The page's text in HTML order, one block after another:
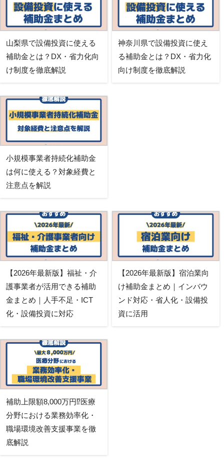
山梨県で設備投資に使える
補助金とは？DX・省力化向
け制度を徹底解説
神奈川県で設備投資に使え
る補助金とは？DX・省力化
向け制度を徹底解説
小規模事業者持続化補助金
は何に使える？対象経費と
注意点を解説
【2026年最新版】福祉・介
護事業者が活用できる補助
金まとめ｜人手不足・ICT
化・設備投資に対応
【2026年最新版】宿泊業向
け補助金まとめ｜インバウ
ンド対応・省人化・設備投
資に活用
補助上限額8,000万円⁉医療
分野における業務効率化・
職場環境改善支援事業を徹
底解説